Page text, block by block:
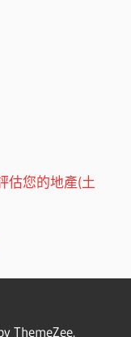
估您的地產(土
ThemeZee.